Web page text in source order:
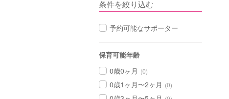
条件を絞り込む
予約可能なサポーター
保育可能年齢
0歳0ヶ月 (0)
0歳1ヶ月〜2ヶ月 (0)